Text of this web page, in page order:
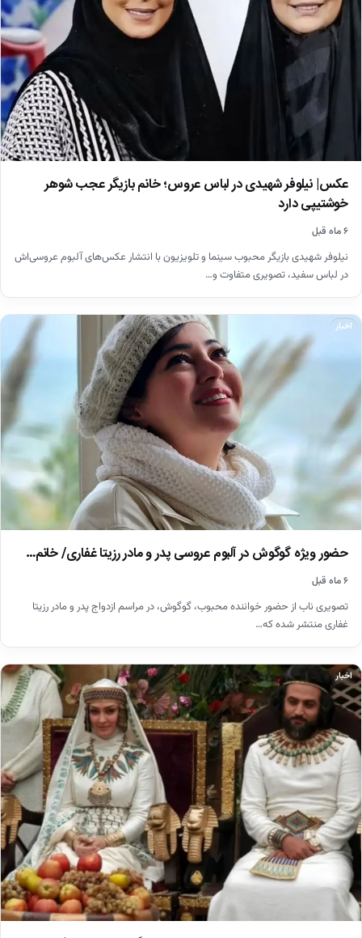
عکس| نیلوفر شهیدی در لباس عروس؛ خانم بازیگر عجب شوهر
خوشتیپی دارد
۶ ماه قبل
نیلوفر شهیدی بازیگر محبوب سینما و تلویزیون با انتشار عکس‌های آلبوم عروسی‌اش
در لباس سفید، تصویری متفاوت و…
اخبار
حضور ویژه گوگوش در آلبوم عروسی پدر و مادر رزیتا غفاری/ خانم…
۶ ماه قبل
تصویری ناب از حضور خواننده محبوب، گوگوش، در مراسم ازدواج پدر و مادر رزیتا
غفاری منتشر شده که…
اخبار